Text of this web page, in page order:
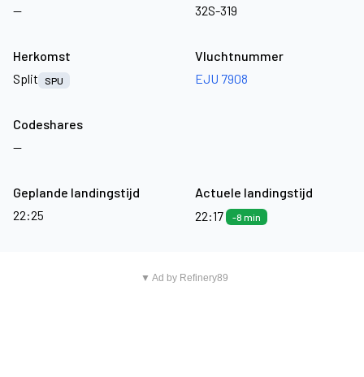
—
32S-319
Herkomst
Split
SPU
Vluchtnummer
EJU 7908
Codeshares
—
Geplande landingstijd
22:25
Actuele landingstijd
22:17
-8 min
▼ Ad by Refinery89